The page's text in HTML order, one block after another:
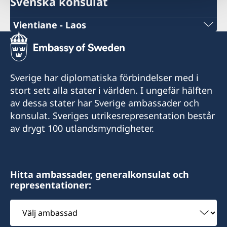
Vientiane - Laos
Telefonnummer under arbetstid:
+856 (0)20 55 414 974
Telefonnummer efter arbetstid (ambassaden
Bangkok):
+66 (0)2 263 72 99 (akuta ärenden)
Consulate of Sweden
KPG Building, Tongsangnang
Chantabuly District
Sverige har diplomatiska förbindelser med i
stort sett alla stater i världen. I ungefär hälften
av dessa stater har Sverige ambassader och
konsulat. Sveriges utrikesrepresentation består
av drygt 100 utlandsmyndigheter.
Hitta ambassader, generalkonsulat och
representationer:
Välj
ambassad